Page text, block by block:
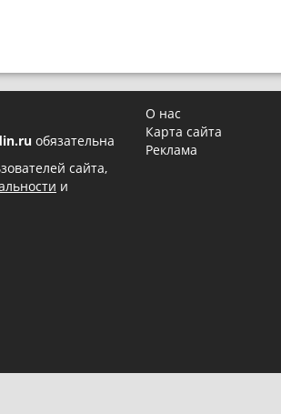
обязательна
сайта,
и
О нас
Карта сайта
Реклама